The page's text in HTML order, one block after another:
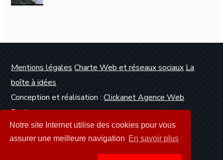
Notre site Internet utilise des cookies pour vous
assurer une meilleure navigation En savoir plus
Mentions légales Charte Web et réseaux sociaux La
boîte à idées
Conception et réalisation :Clickanet Agence Web
Dunkerque